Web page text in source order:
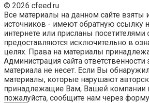
© 2026 cfeed.ru
Все материалы на данном сайте взяты
источников - имеют обратную ссылку
интернете или присланы посетителями
предоставляются исключительно в
целях. Права на материалы
Администрация сайта
материала не несет. Если Вы
материалы, которые нарушают
принадлежащие Вам, Вашей компании
пожалуйста, сообщите нам через